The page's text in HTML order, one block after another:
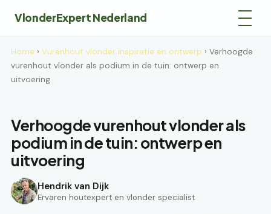
VlonderExpert Nederland
Home › Vurenhout vlonder inspiratie en ontwerp › Verhoogde
vurenhout vlonder als podium in de tuin: ontwerp en
uitvoering
Verhoogde vurenhout vlonder als
podium in de tuin: ontwerp en
uitvoering
Hendrik van Dijk
Ervaren houtexpert en vlonder specialist